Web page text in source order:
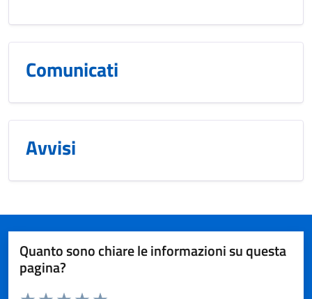
Comunicati
Avvisi
Quanto sono chiare le informazioni su questa
pagina?
Valuta da 1 a 5 stelle la pagina